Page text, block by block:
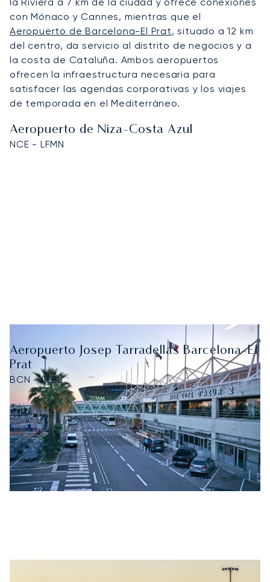
con Mónaco y Cannes, mientras que el
Aeropuerto de Barcelona-El Prat, situado a 12 km
del centro, da servicio al distrito de negocios y a
la costa de Cataluña. Ambos aeropuertos
ofrecen la infraestructura necesaria para
satisfacer las agendas corporativas y los viajes
de temporada en el Mediterráneo.
Aeropuerto de Niza-Costa Azul
NCE - LFMN
Aeropuerto Josep Tarradellas Barcelona-El
Prat
BCN - LEBL